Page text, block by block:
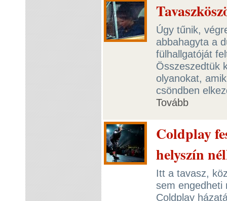
Úgy tűnik,
abbahagyta a
fülhallgatóját
Összeszedtük
olyanokat,
csöndben
Tovább
Coldplay
helyszín
Itt a tavasz,
sem engedheti
Coldplay